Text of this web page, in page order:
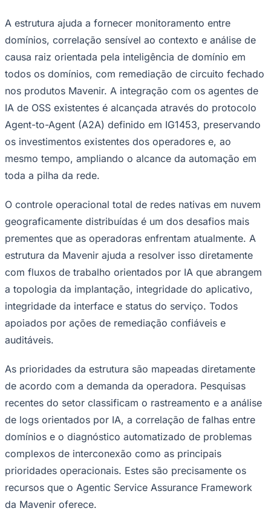
Corinthians
Palmeiras
A estrutura ajuda a fornecer monitoramento entre
domínios, correlação sensível ao contexto e análise de
causa raiz orientada pela inteligência de domínio em
todos os domínios, com remediação de circuito fechado
nos produtos Mavenir. A integração com os agentes de
IA de OSS existentes é alcançada através do protocolo
Agent-to-Agent (A2A) definido em IG1453, preservando
os investimentos existentes dos operadores e, ao
mesmo tempo, ampliando o alcance da automação em
toda a pilha da rede.
O controle operacional total de redes nativas em nuvem
geograficamente distribuídas é um dos desafios mais
prementes que as operadoras enfrentam atualmente. A
estrutura da Mavenir ajuda a resolver isso diretamente
com fluxos de trabalho orientados por IA que abrangem
a topologia da implantação, integridade do aplicativo,
integridade da interface e status do serviço. Todos
apoiados por ações de remediação confiáveis e
auditáveis.
As prioridades da estrutura são mapeadas diretamente
de acordo com a demanda da operadora. Pesquisas
recentes do setor classificam o rastreamento e a análise
de logs orientados por IA, a correlação de falhas entre
domínios e o diagnóstico automatizado de problemas
complexos de interconexão como as principais
prioridades operacionais. Estes são precisamente os
recursos que o Agentic Service Assurance Framework
da Mavenir oferece.